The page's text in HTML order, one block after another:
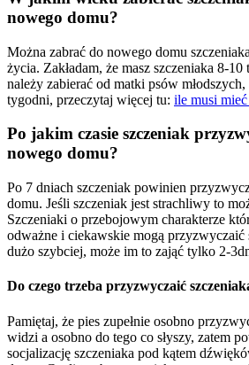
nowego domu?
Można zabrać do nowego domu
życia. Zakładam, że masz szczeniaka 8-
należy zabierać od matki psów
tygodni, przeczytaj więcej tu: ile musi
Po jakim czasie szczeniak
nowego domu?
Po 7 dniach szczeniak powinien
domu. Jeśli szczeniak jest strachliwy to
Szczeniaki o przebojowym charakterze
odważne i ciekawskie mogą przyzwyczaić
dużo szybciej, może im to zająć tylko 2-
Do czego trzeba przyzwyczaić
Pamiętaj, że pies zupełnie osobno
widzi a osobno do tego co słyszy, zatem
socjalizację szczeniaka pod kątem